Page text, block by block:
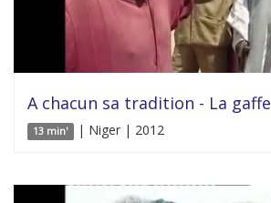
A chacun sa tradition - La gaffe
13 min' | Niger | 2012